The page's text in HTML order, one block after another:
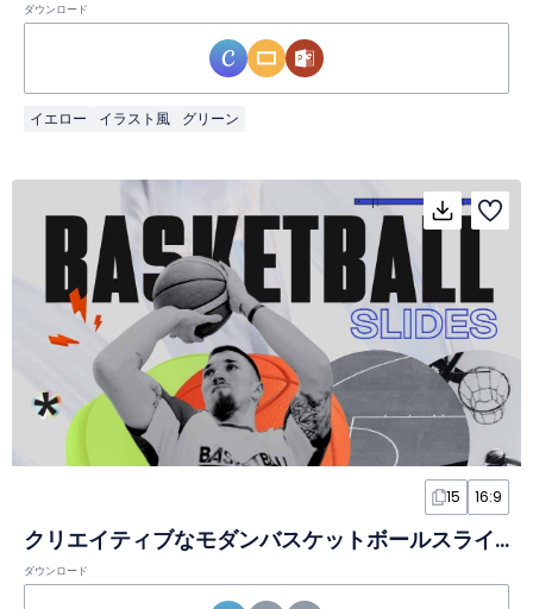
ダウンロード
イエロー イラスト風 グリーン
15 16:9
クリエイティブなモダンバスケットボールスライド
ダウンロード